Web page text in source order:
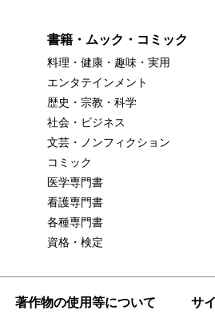
書籍・ムック・コミック
料理・健康・趣味・実用
エンタテインメント
歴史・宗教・科学
社会・ビジネス
文芸・ノンフィクション
コミック
医学専門書
看護専門書
各種専門書
資格・検定
著作物の使用等について サ